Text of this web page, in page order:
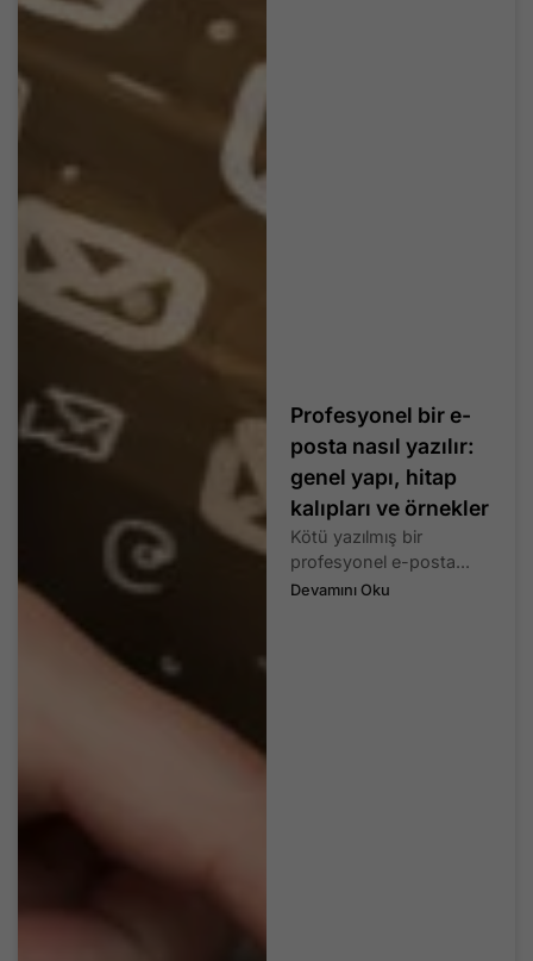
Profesyonel bir e-
posta nasıl yazılır:
genel yapı, hitap
kalıpları ve örnekler
Kötü yazılmış bir
profesyonel e-posta...
Devamını Oku